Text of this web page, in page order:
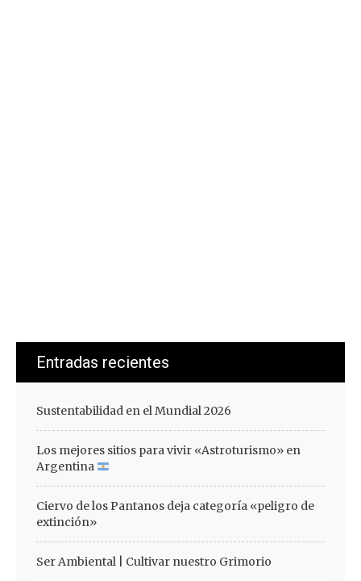
Entradas recientes
Sustentabilidad en el Mundial 2026
Los mejores sitios para vivir «Astroturismo» en
Argentina
Ciervo de los Pantanos deja categoría «peligro de
extinción»
Ser Ambiental | Cultivar nuestro Grimorio